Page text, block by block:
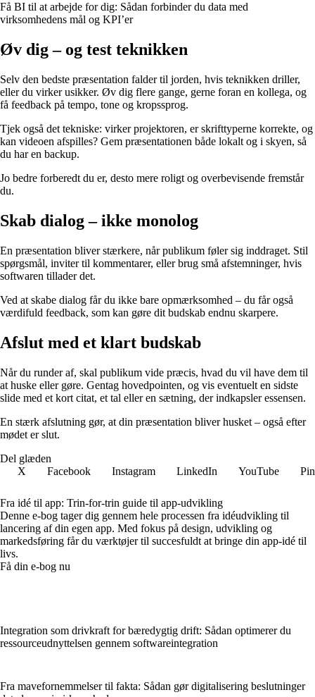
Få BI til at arbejde for dig: Sådan forbinder du data med
virksomhedens mål og KPI’er
Øv dig – og test teknikken
Selv den bedste præsentation falder til jorden, hvis teknikken driller,
eller du virker usikker. Øv dig flere gange, gerne foran en kollega, og
få feedback på tempo, tone og kropssprog.
Tjek også det tekniske: virker projektoren, er skrifttyperne korrekte, og
kan videoen afspilles? Gem præsentationen både lokalt og i skyen, så
du har en backup.
Jo bedre forberedt du er, desto mere roligt og overbevisende fremstår
du.
Skab dialog – ikke monolog
En præsentation bliver stærkere, når publikum føler sig inddraget. Stil
spørgsmål, inviter til kommentarer, eller brug små afstemninger, hvis
softwaren tillader det.
Ved at skabe dialog får du ikke bare opmærksomhed – du får også
værdifuld feedback, som kan gøre dit budskab endnu skarpere.
Afslut med et klart budskab
Når du runder af, skal publikum vide præcis, hvad du vil have dem til
at huske eller gøre. Gentag hovedpointen, og vis eventuelt en sidste
slide med et kort citat, et tal eller en sætning, der indkapsler essensen.
En stærk afslutning gør, at din præsentation bliver husket – også efter
mødet er slut.
Del glæden
X
Facebook Instagram LinkedIn YouTube
Fra idé til app: Trin-for-trin guide til app-udvikling
Denne e-bog tager dig gennem hele processen fra idéudvikling til
lancering af din egen app. Med fokus på design, udvikling og
markedsføring får du værktøjer til succesfuldt at bringe din app-idé til
livs.
Få din e-bog nu
Integration som drivkraft for bæredygtig drift: Sådan optimerer du
ressourceudnyttelsen gennem softwareintegration
Fra mavefornemmelser til fakta: Sådan gør digitalisering beslutninger